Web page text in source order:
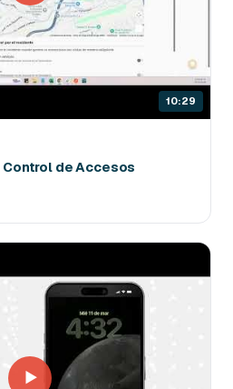
10:29
de Accesos
▶